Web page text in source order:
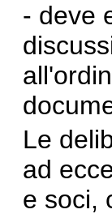
- deve
Le
ad
e soci,